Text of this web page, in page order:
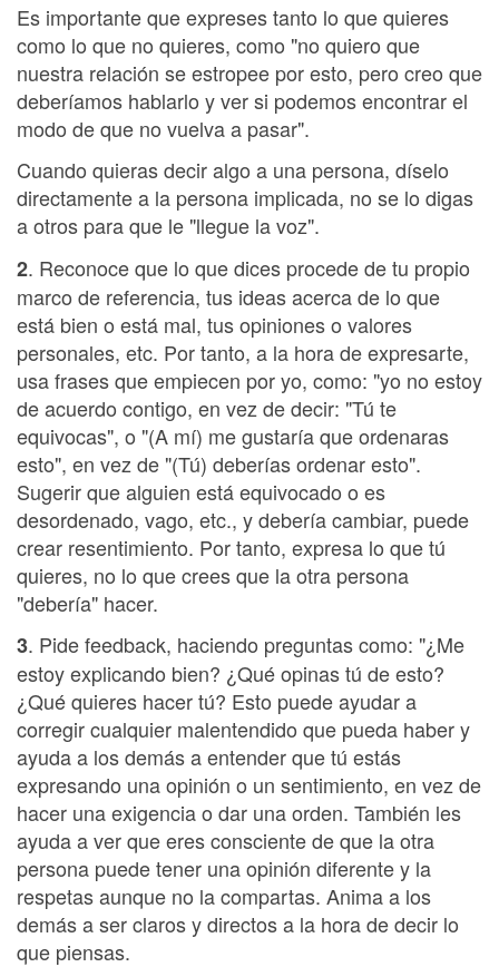
Es importante que expreses tanto lo que quieres
como lo que no quieres, como "no quiero que
nuestra relación se estropee por esto, pero creo que
deberíamos hablarlo y ver si podemos encontrar el
modo de que no vuelva a pasar".
Cuando quieras decir algo a una persona, díselo
directamente a la persona implicada, no se lo digas
a otros para que le "llegue la voz".
2. Reconoce que lo que dices procede de tu propio
marco de referencia, tus ideas acerca de lo que
está bien o está mal, tus opiniones o valores
personales, etc. Por tanto, a la hora de expresarte,
usa frases que empiecen por yo, como: "yo no estoy
de acuerdo contigo, en vez de decir: "Tú te
equivocas", o "(A mí) me gustaría que ordenaras
esto", en vez de "(Tú) deberías ordenar esto".
Sugerir que alguien está equivocado o es
desordenado, vago, etc., y debería cambiar, puede
crear resentimiento. Por tanto, expresa lo que tú
quieres, no lo que crees que la otra persona
"debería" hacer.
3. Pide feedback, haciendo preguntas como: "¿Me
estoy explicando bien? ¿Qué opinas tú de esto?
¿Qué quieres hacer tú? Esto puede ayudar a
corregir cualquier malentendido que pueda haber y
ayuda a los demás a entender que tú estás
expresando una opinión o un sentimiento, en vez de
hacer una exigencia o dar una orden. También les
ayuda a ver que eres consciente de que la otra
persona puede tener una opinión diferente y la
respetas aunque no la compartas. Anima a los
demás a ser claros y directos a la hora de decir lo
que piensas.